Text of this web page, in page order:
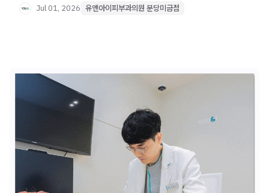
Jul 01, 2026 유앤아이피부과의원 분당미금점